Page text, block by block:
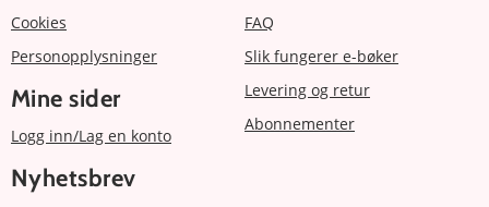
Cookies
Personopplysninger
Mine sider
Logg inn/Lag en konto
FAQ
Slik fungerer e-bøker
Levering og retur
Abonnementer
Nyhetsbrev